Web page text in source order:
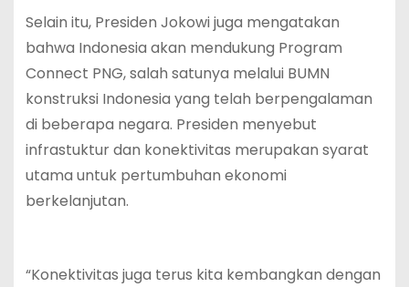
Selain itu, Presiden Jokowi juga mengatakan
bahwa Indonesia akan mendukung Program
Connect PNG, salah satunya melalui BUMN
konstruksi Indonesia yang telah berpengalaman
di beberapa negara. Presiden menyebut
infrastuktur dan konektivitas merupakan syarat
utama untuk pertumbuhan ekonomi
berkelanjutan.
“Konektivitas juga terus kita kembangkan dengan